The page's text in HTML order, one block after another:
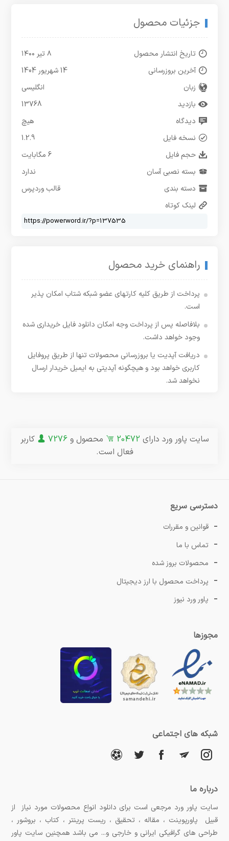
جزئیات محصول
تاریخ انتشار محصول
۸ تیر ۱۴۰۰
آخرین بروزرسانی
14 شهریور 1404
زبان
انگلیسی
بازدید
13768
دیدگاه
هیچ
نسخه فایل
1.2.9
حجم فایل
6 مگابایت
بسته نصبی آسان
ندارد
دسته بندی
قالب وردپرس
لینک کوتاه
راهنمای خرید محصول
پرداخت از طریق کلیه کارتهای عضو شبکه شتاب امکان پذیر
است.
بلافاصله پس از پرداخت وجه امکان دانلود فایل خریداری شده
وجود خواهد داشت.
دریافت آپدیت یا بروزرسانی محصولات تنها از طریق پروفایل
کاربری خواهد بود و هیچگونه آپدیتی به ایمیل خریدار ارسال
نخواهد شد.
سایت پاور ورد دارای 20472 محصول و7276
کاربر
فعال است.
دسترسی سریع
قوانین و مقررات
تماس با ما
محصولات بروز شده
پرداخت محصول با ارز دیجیتال
پاور ورد نیوز
مجوزها
شبکه های اجتماعی
درباره ما
سایت پاور ورد مرجعی است برای دانلود انواع محصولات مورد نیاز از
قبیل پاورپوینت ، مقاله ، تحقیق ، ریست پرینتر ، کتاب ، بروشور ،
طراحی های گرافیکی ایرانی و خارجی و... می باشد همچنین سایت پاور